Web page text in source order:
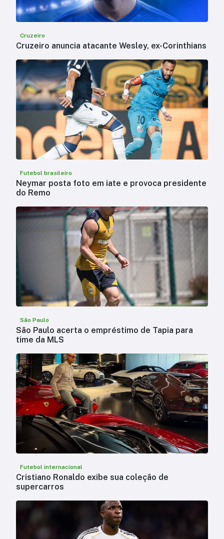
Cruzeiro
Cruzeiro anuncia atacante Wesley, ex-Corinthians
Futebol brasileiro
Neymar posta foto em iate e provoca presidente
do Remo
São Paulo
São Paulo acerta o empréstimo de Tapia para
time da MLS
Futebol internacional
Cristiano Ronaldo exibe sua coleção de
supercarros